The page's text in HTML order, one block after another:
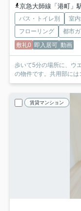
京急大師線「港町」
バス・トイレ別 室
フローリング
都市
敷礼0 即入居可 動画
歩いて5分の場所に、ウ
の物件です。共用部に
賃貸マンション